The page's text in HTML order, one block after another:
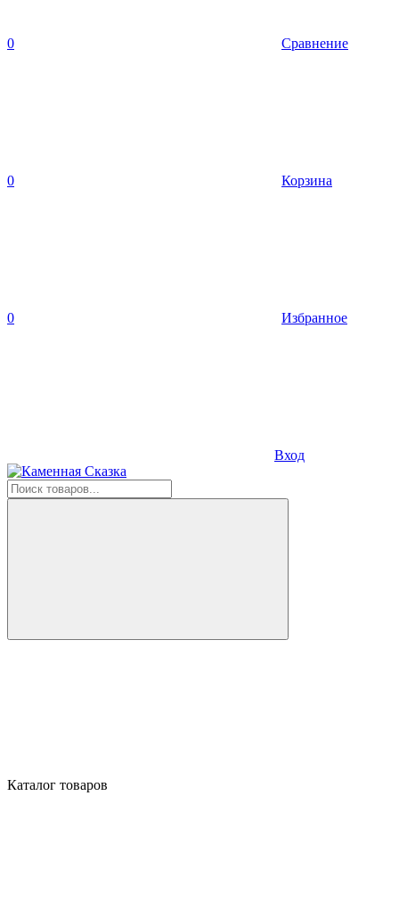
0 Сравнение
0 Корзина
0 Избранное
Вход
Каталог товаров